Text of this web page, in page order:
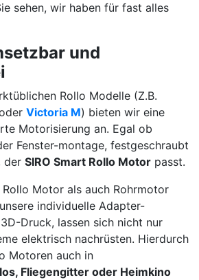
sehen, wir haben für fast alles
und
Rollo Modelle (Z.B.
Victoria M) bieten wir eine
Motorisierung an. Egal ob
Fenster-montage, festgeschraubt
der SIRO Smart Rollo Motor passt.
Motor als auch Rohrmotor
individuelle Adapter-
Druck, lassen sich nicht nur
elektrisch nachrüsten. Hierdurch
Motoren auch in
Fliegengitter oder Heimkino